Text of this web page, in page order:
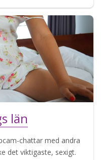
län
chattar med andra
det viktigaste, sexigt.